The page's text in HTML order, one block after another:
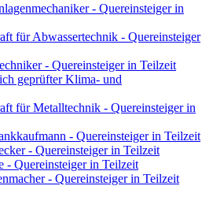
- Quereinsteiger in
für Abwassertechnik - Quereinsteiger
- Quereinsteiger in Teilzeit
geprüfter Klima- und
für Metalltechnik - Quereinsteiger in
- Quereinsteiger in Teilzeit
- Quereinsteiger in Teilzeit
- Quereinsteiger in Teilzeit
- Quereinsteiger in Teilzeit